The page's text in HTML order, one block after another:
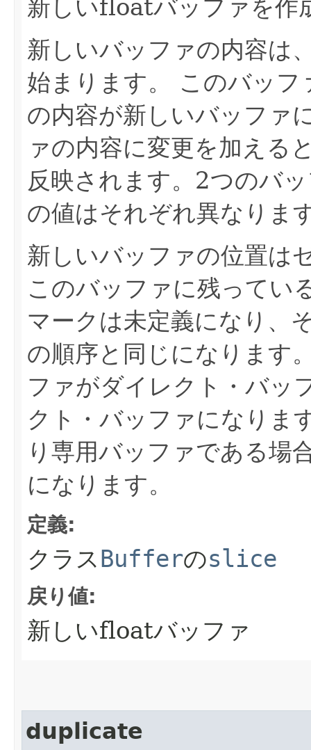
新しいfloatバッファを作
新しいバッファの内容は
始まります。
このバッフ
の内容が新しいバッファ
ァの内容に変更を加える
反映されます。2つのバ
の値はそれぞれ異なりま
新しいバッファの位置は
このバッファに残ってい
マークは未定義になり、
の順序と同じになります
ファがダイレクト・バッ
クト・バッファになりま
り専用バッファである場
になります。
定義:
クラスBufferのslice
戻り値:
新しいfloatバッファ
duplicate